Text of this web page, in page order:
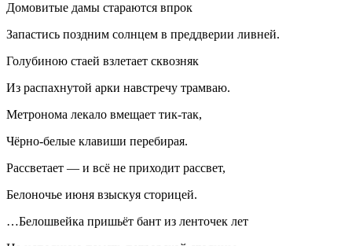
Домовитые дамы стараются впрок
Запастись поздним солнцем в преддверии ливней.
Голубиною стаей взлетает сквозняк
Из распахнутой арки навстречу трамваю.
Метронома лекало вмещает тик-так,
Чёрно-белые клавиши перебирая.
Рассветает — и всё не приходит рассвет,
Белоночье июня взыскуя сторицей.
…Белошвейка пришьёт бант из ленточек лет